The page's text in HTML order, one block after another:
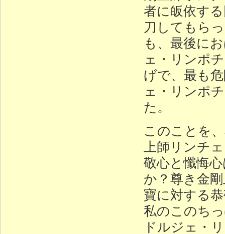
者に皈依す
刀してもら
も、最後に
ェ・リンポ
げで、最も
ェ・リンポ
た。
このことを
上師リンチ
敬心と懺悔
か？尊き金
寶に対する
私のこのち
ドルジェ・